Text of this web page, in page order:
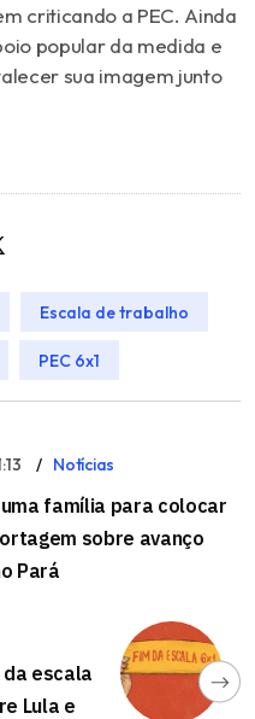
criticando a PEC. Ainda
popular da medida e
sua imagem junto
Escala de trabalho
PEC 6x1
Notícias
família para colocar
sobre avanço
Pará
da escala
Lula e